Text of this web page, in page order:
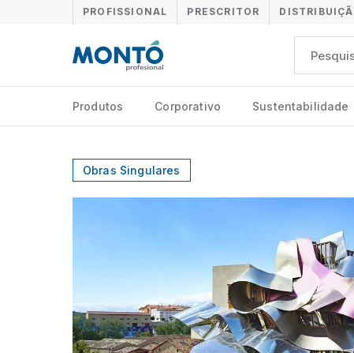
PROFISSIONAL PRESCRITOR
Produtos Corporativo Sustentabilidade
Obras Singulares